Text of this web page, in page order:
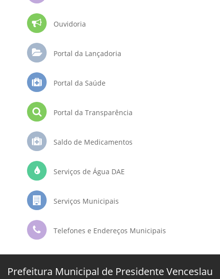
Ouvidoria
Portal da Lançadoria
Portal da Saúde
Portal da Transparência
Saldo de Medicamentos
Serviços de Água DAE
Serviços Municipais
Telefones e Endereços Municipais
Prefeitura Municipal de Presidente Venceslau